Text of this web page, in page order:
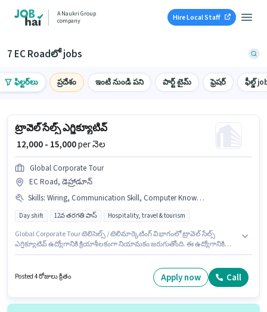
A Naukri Group
company
Hire Local Staff
7 EC Roadలో jobs
ఫిల్టర్‌లు ప్రదేశం ఇంటి నుండి పని పార్ట్ టైమ్ ఫ్రెషర్ ఫీల్డ్
ట్రావెల్ సేల్స్ ఎగ్జిక్యూటివ్
₹ 12,000 - 15,000per నెల
Global Corporate Tour
EC Road, డెహ్రాడూన్
Skills: Wiring, Communication Skill, Computer Knowledge, Outbound/Cold Calling, Domestic Calling
Day shift 12వ తరగతి పాస్ Hospitality, travel & tourism
Global Corporate Tour టెలిసెల్స్ / టెలిమార్కెటింగ్ విభాగంలో ట్రావెల్ సేల్స్
ఎగ్జిక్యూటివ్ ఉద్యోగానికి క్రియాశీలకంగా నియామకం జరుగుతోంది. ఈ ఉద్యోగానికి
ఉండాలి. ఈ ఖాళీ EC Road, డెహ్రాడూన్ లో ఉంది. ఈ ఉద్యోగానికి Fixed జీతం
ఇవ్వబడుతుంది. ఈ ఉద్యోగం Full Time ప్రాతిపదికపై, DAY shift మరియు వారానికి 6
సర్టిఫికెట్ కలిగి ఉండాలి.
Posted 4 రోజులు క్రితం Apply now Call